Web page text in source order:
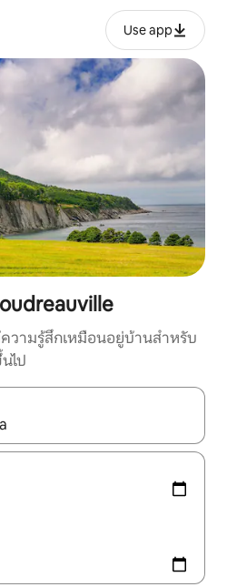
Use app
ามรู้สึกเหมือนอยู่บ้านสำหรับ
ไป
ผัสหรือปัด เพื่อสำรวจผลการค้นหา